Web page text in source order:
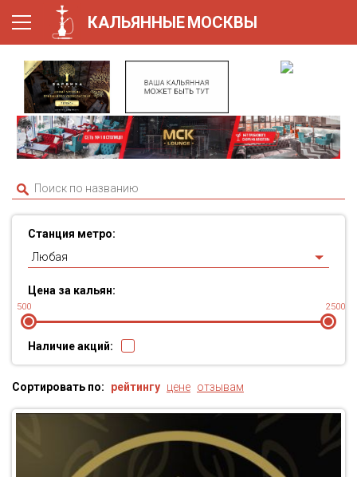
КАЛЬЯННЫЕМОСКВЫ
Станция метро:
Любая
Цена за кальян:
500 2500
Наличие акций:
Сортировать по: рейтингу цене отзывам